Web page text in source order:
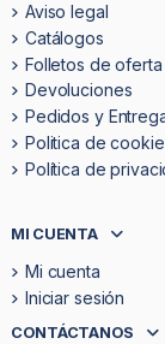
Aviso legal
Catálogos
Folletos de oferta
Devoluciones
Pedidos y
Politica de
Política de
MI CUENTA
Mi cuenta
Iniciar sesión
CONTÁCTANOS